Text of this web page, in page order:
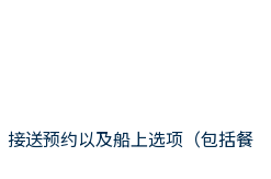
送预约以及船上选项（包括餐